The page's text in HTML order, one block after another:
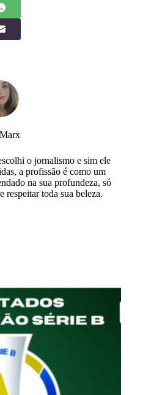
o jornalismo e sim ele
a profissão é como um
na sua profundeza, só
respeitar toda sua beleza.